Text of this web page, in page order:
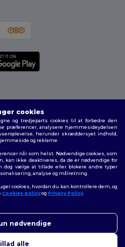
forbeholdes
|Fortrolighedspolitik|Politik for
cookies
og tredjeparts cookies til at forbedre den
præferencer, analysere hjemmesideydelsen
herunder skræddersyet indhold,
og reklame.
når som helst. Nødvendige cookies, som
kan ikke deaktiveres, da de er nødvendige for
dog vælge at tillade eller blokere andre typer
analyse og målretning.
cookies, hvordan du kan kontrollere dem, og
Cookies policyog Privacy Policy.
nødvendige
alle
bekymringer, kan du kontakte
er her for at hjælpe.